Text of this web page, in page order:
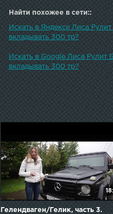
Найти похожее в сети::
Искать в Яндексе Лиса
вкладывать 300 тр?
Искать в Google Лиса Рулит
вкладывать 300 тр?
Гелендваген/Гелик, часть 3.